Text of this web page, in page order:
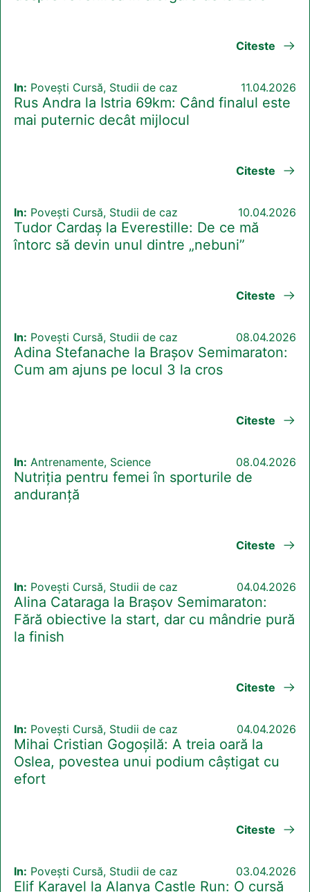
Citeste
In: Povești Cursă, Studii de caz 11.04.2026
Rus Andra la Istria 69km: Când finalul este
mai puternic decât mijlocul
Citeste
In: Povești Cursă, Studii de caz 10.04.2026
Tudor Cardaș la Everestille: De ce mă
întorc să devin unul dintre „nebuni”
Citeste
In: Povești Cursă, Studii de caz 08.04.2026
Adina Stefanache la Brașov Semimaraton:
Cum am ajuns pe locul 3 la cros
Citeste
In: Antrenamente, Science 08.04.2026
Nutriția pentru femei în sporturile de
anduranță
Citeste
In: Povești Cursă, Studii de caz 04.04.2026
Alina Cataraga la Brașov Semimaraton:
Fără obiective la start, dar cu mândrie pură
la finish
Citeste
In: Povești Cursă, Studii de caz 04.04.2026
Mihai Cristian Gogoșilă: A treia oară la
Oslea, povestea unui podium câștigat cu
efort
Citeste
In: Povești Cursă, Studii de caz 03.04.2026
Elif Karayel la Alanya Castle Run: O cursă